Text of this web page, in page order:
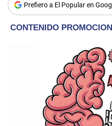
Prefiero a El Popular en